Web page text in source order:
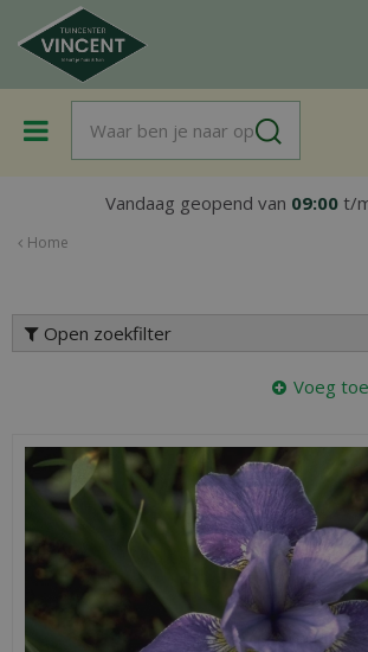
a
Home
Vandaag geopend van 09:00 t/
Open zoekfilter
Voeg